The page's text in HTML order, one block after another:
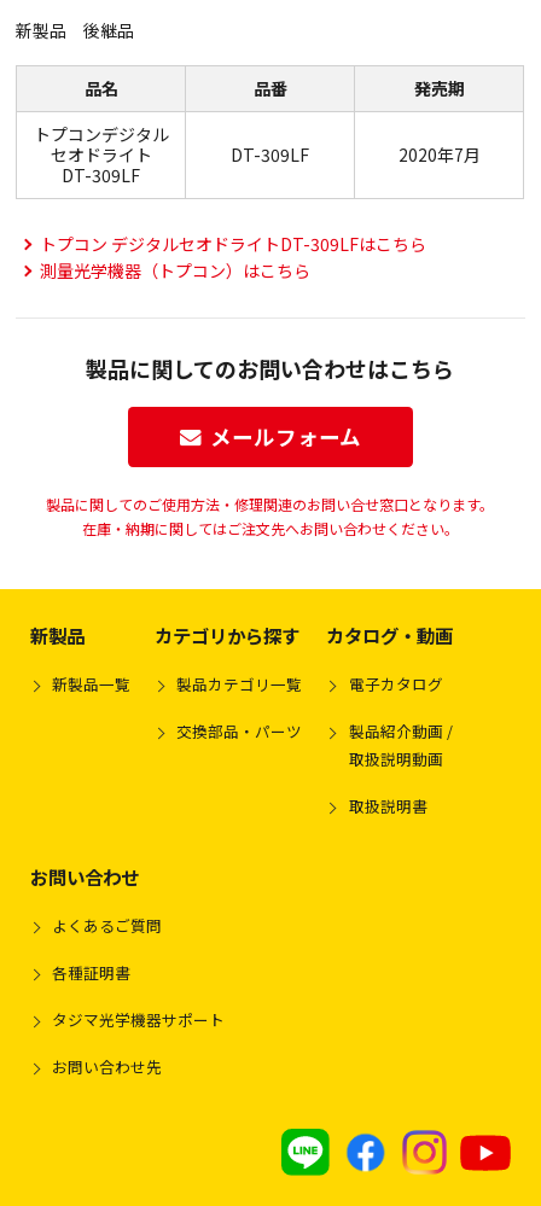
新製品 後継品
品名 品番
発売期
トプコンデジタル
セオドライト
DT-309LF
DT-309LF 2020年7月
トプコン デジタルセオドライトDT-309LFはこちら
測量光学機器（トプコン）はこちら
製品に関してのお問い合わせはこちら
メールフォーム
製品に関してのご使用方法・修理関連のお問い合せ窓口となります。
在庫・納期に関してはご注文先へお問い合わせください。
新製品
新製品一覧
カテゴリから探す
製品カテゴリ一覧
交換部品・パーツ
カタログ・動画
電子カタログ
製品紹介動画 /
取扱説明動画
取扱説明書
お問い合わせ
よくあるご質問
各種証明書
タジマ光学機器サポート
お問い合わせ先